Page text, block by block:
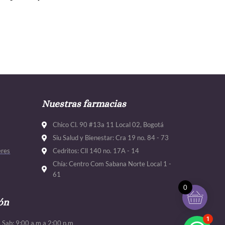
Nuestras farmacias
Chico Cl. 90 #13a 11 Local 02, Bogotá
Siu Salud y Bienestar: Cra 19 no. 84 - 73
Cedritos: Cll 140 no. 17A - 14
Chía: Centro Com Sabana Norte Local 1 -
61
9:00 a.m a 2:00 p.m
0
1